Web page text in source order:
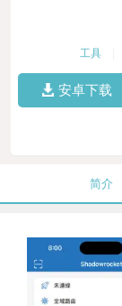
工具
安卓下载
简介